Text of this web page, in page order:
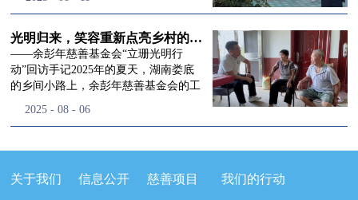
民、济世利人"的慈善理念所做出的突
流程，完成了新一届治理层的选举任
命，全新的第四届理事会正式组建完
成：选举彭志兵、徐滨、彭新英、李
栋、李玲辉、郭启兴、梅鑫为余彭年慈
余彭年慈善基金会第四届理事会监事。
徐滨先生当选余彭年慈善基金会第四届
先生依次为新一任理事长徐滨先生及秘
市与县域，一趟趟奔赴偏远地区，只为
景，这份认可，也让我们更加笃定前行
的脚步。启动仪式落幕之后，我们没有
即刻返程，联合赤峰市残联的工作人
员、专业医护队伍走入乡间小路，随机
小路弯弯曲曲，两边是繁茂的林木，我
家中。简朴的乡村民居陈设简单，老人
欣以及余彭年慈善基金会志愿者姜颖妍
峰市残联理事长孙德欣对我们“彭年光
明行动”给予了高度的肯定，他表示“彭
年光明行动”不仅仅是帮助白内障患者
恢复光明，最重要的是减轻了患者家庭
事业的生动体现。随后余彭年慈善基金
光明行动”在内蒙的点点滴滴，并希望
覆盖，加强术后随访与科普宣传，同时
光明归来，笑容重新点亮乡村的角落
——余彭年慈善基金会“立珊光明行
动”回访手记2025年的夏天，湖南娄底
的乡间小路上，余彭年慈善基金会的工
着一份特别的牵挂，走进了一个个普通
曾经被白内障困扰的老人，在接受
发生了怎样的变化。“现在能看清菜苗
2025 - 08 - 06
关于我们 信息公开 慈善项目 我们的行动